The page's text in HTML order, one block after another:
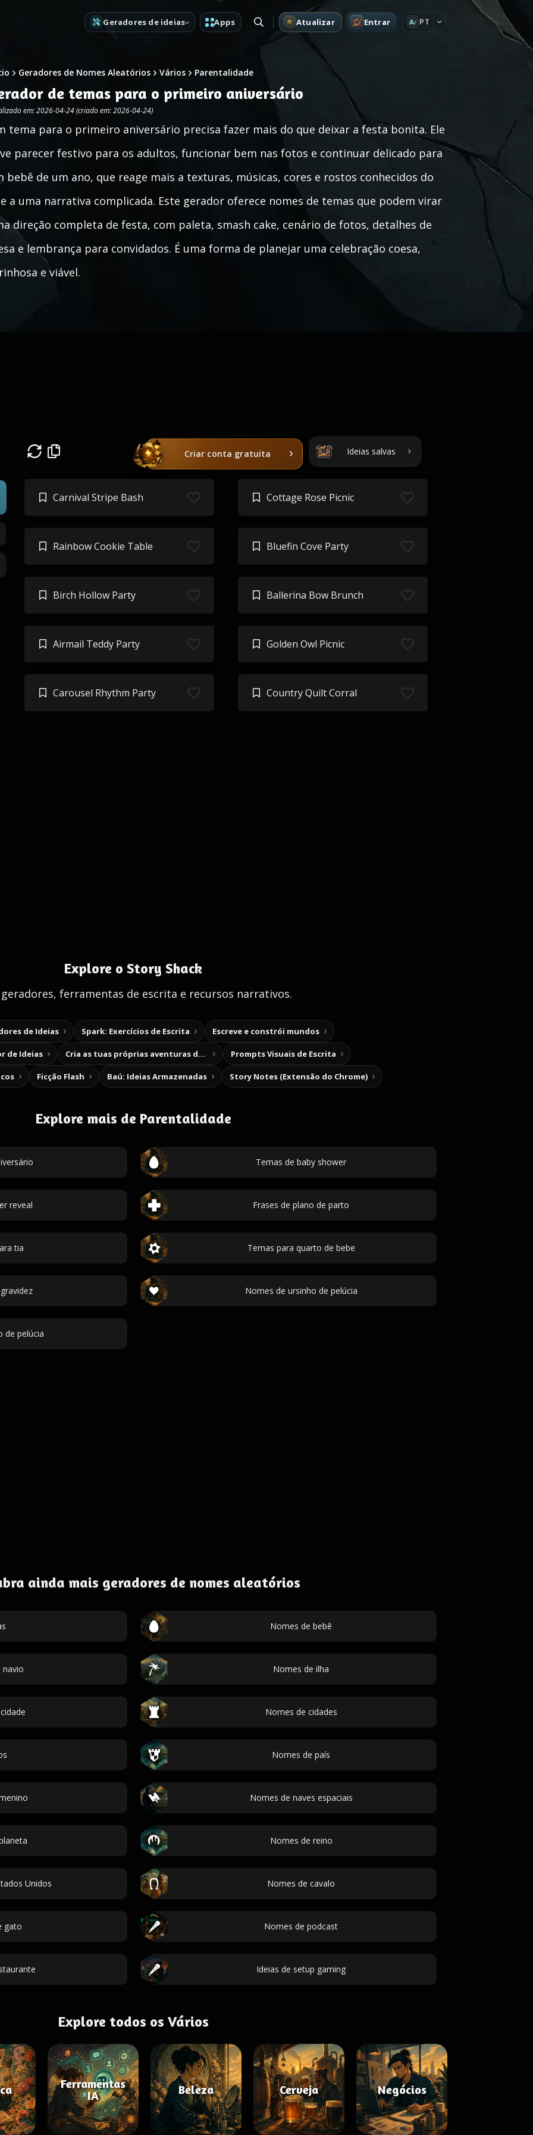
Geradores de ideias Apps Atualizar Entrar A PT
Geradores de Nomes Aleatórios Vários Parentalidade
de temas para o primeiro aniversário
em: 2026-04-24 (criado em: 2026-04-24)
tema para o primeiro aniversário precisa fazer mais do que deixar a festa bonita. Ele
parecer festivo para os adultos, funcionar bem nas fotos e continuar delicado para
bebê de um ano, que reage mais a texturas, músicas, cores e rostos conhecidos do
a uma narrativa complicada. Este gerador oferece nomes de temas que podem virar
direção completa de festa, com paleta, smash cake, cenário de fotos, detalhes de
e lembrança para convidados. É uma forma de planejar uma celebração coesa,
e viável.
Criar conta gratuita Ideias salvas
Carnival Stripe Bash Cottage Rose Picnic
Rainbow Cookie Table Bluefin Cove Party
Birch Hollow Party Ballerina Bow Brunch
Airmail Teddy Party Golden Owl Picnic
Carousel Rhythm Party Country Quilt Corral
Explore o Story Shack
ferramentas de escrita e recursos narrativos.
de Ideias Spark: Exercícios de Escrita Escreve e constrói mundos
de Ideias Cria as tuas próprias aventuras de escolha Prompts Visuais de Escrita
Ficção Flash Baú: Ideias Armazenadas Story Notes (Extensão do Chrome)
Explore mais de Parentalidade
Temas de baby shower
reveal Frases de plano de parto
tia Temas para quarto de bebe
Nomes de ursinho de pelúcia
de pelúcia
ainda mais geradores de nomes aleatórios
Nomes de bebê
navio Nomes de ilha
Nomes de cidades
Nomes de país
Nomes de naves espaciais
Nomes de reino
Unidos Nomes de cavalo
gato Nomes de podcast
Ideias de setup gaming
Explore todos os Vários
Ferramentas
IA
Beleza Cerveja Negócios